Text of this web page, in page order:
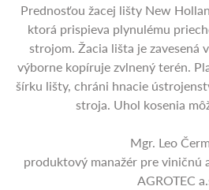
Prednosťou žacej lišty New
ktorá prispieva plynulému
strojom. Žacia lišta je zavesená
výborne kopíruje zvlnený terén.
šírku lišty, chráni hnacie
stroja. Uhol kosenia
Mgr. Leo
produktový manažér pre viničnú
AGROTEC